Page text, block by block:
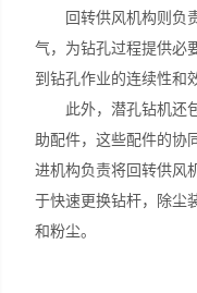
回转供风机构则负责
气，为钻孔过程提供必
到钻孔作业的连续性和
此外，潜孔钻机还包
助配件，这些配件的协
进机构负责将回转供风
于快速更换钻杆，除尘
和粉尘。